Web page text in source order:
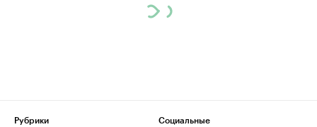
Рубрики
Социальные